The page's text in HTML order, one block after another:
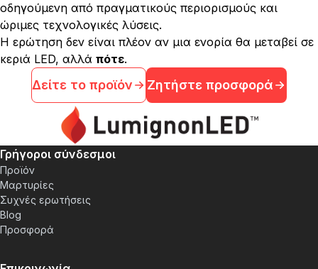
οδηγούμενη από πραγματικούς περιορισμούς και
ώριμες τεχνολογικές λύσεις.
Η ερώτηση δεν είναι πλέον αν μια ενορία θα μεταβεί σε
κεριά LED, αλλά πότε.
Δείτε το προϊόν Ζητήστε προσφορά
Γρήγοροι σύνδεσμοι
Προϊόν
Μαρτυρίες
Συχνές ερωτήσεις
Blog
Προσφορά